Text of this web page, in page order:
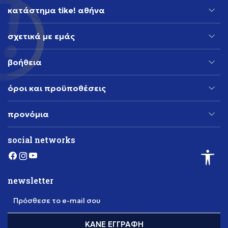
κατάστημα tike! αθήνα
σχετικά με εμάς
βοήθεια
όροι και προϋποθέσεις
προνόμια
social networks
newsletter
Πρόσθεσε το e-mail σου
ΚΆΝΕ ΕΓΓΡΑΦΉ